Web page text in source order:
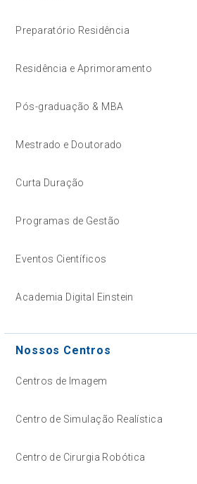
Preparatório Residência
Residência e Aprimoramento
Pós-graduação & MBA
Mestrado e Doutorado
Curta Duração
Programas de Gestão
Eventos Científicos
Academia Digital Einstein
Nossos Centros
Centros de Imagem
Centro de Simulação Realística
Centro de Cirurgia Robótica